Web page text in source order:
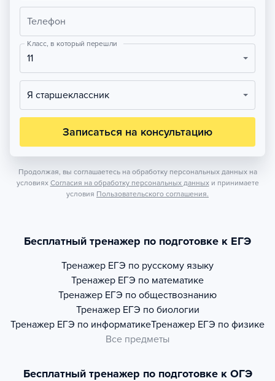
Телефон
Класс, в который перешли
11
Я старшеклассник
Записаться на консультацию
Продолжая, вы соглашаетесь на обработку персональных данных на
условиях Согласия на обработку персональных данных и принимаете
условия Пользовательского соглашения.
Бесплатный тренажер по подготовке к ЕГЭ
Тренажер ЕГЭ по русскому языку
Тренажер ЕГЭ по математике
Тренажер ЕГЭ по обществознанию
Тренажер ЕГЭ по биологии
Тренажер ЕГЭ по информатикеТренажер ЕГЭ по физике
Все предметы
Бесплатный тренажер по подготовке к ОГЭ